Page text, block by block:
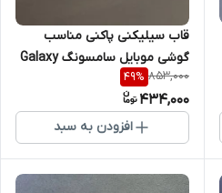
قاب سیلیکنی پاکنی مناسب
گوشی موبایل سامسونگ Galaxy
M20
853,000
49%
434,000
افزودن به سبد